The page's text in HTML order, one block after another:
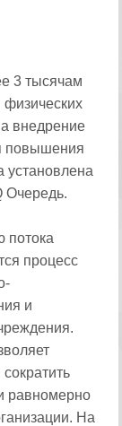
3 тысячам
внедрение
повышения
установлена
Очередь.
потока
процесс
и
равномерно
На